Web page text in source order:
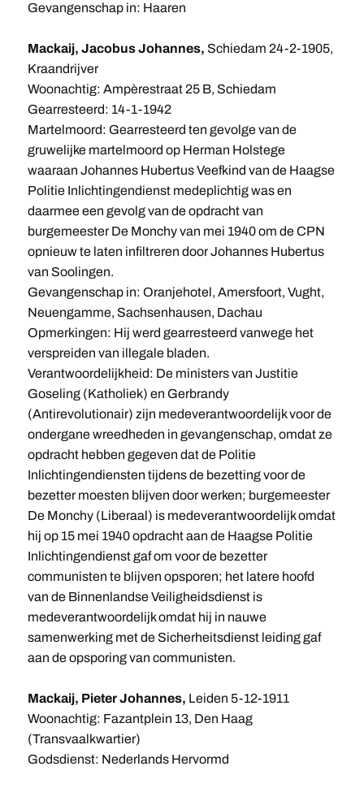
Gevangenschap in: Haaren
Mackaij, Jacobus Johannes, Schiedam 24-2-1905,
Kraandrijver
Woonachtig: Ampèrestraat 25 B, Schiedam
Gearresteerd: 14-1-1942
Martelmoord: Gearresteerd ten gevolge van de
gruwelijke martelmoord op Herman Holstege
waaraan Johannes Hubertus Veefkind van de Haagse
Politie Inlichtingendienst medeplichtig was en
daarmee een gevolg van de opdracht van
burgemeester De Monchy van mei 1940 om de CPN
opnieuw te laten infiltreren door Johannes Hubertus
van Soolingen.
Gevangenschap in: Oranjehotel, Amersfoort, Vught,
Neuengamme, Sachsenhausen, Dachau
Opmerkingen: Hij werd gearresteerd vanwege het
verspreiden van illegale bladen.
Verantwoordelijkheid: De ministers van Justitie
Goseling (Katholiek) en Gerbrandy
(Antirevolutionair) zijn medeverantwoordelijk voor de
ondergane wreedheden in gevangenschap, omdat ze
opdracht hebben gegeven dat de Politie
Inlichtingendiensten tijdens de bezetting voor de
bezetter moesten blijven door werken; burgemeester
De Monchy (Liberaal) is medeverantwoordelijk omdat
hij op 15 mei 1940 opdracht aan de Haagse Politie
Inlichtingendienst gaf om voor de bezetter
communisten te blijven opsporen; het latere hoofd
van de Binnenlandse Veiligheidsdienst is
medeverantwoordelijk omdat hij in nauwe
samenwerking met de Sicherheitsdienst leiding gaf
aan de opsporing van communisten.
Mackaij, Pieter Johannes, Leiden 5-12-1911
Woonachtig: Fazantplein 13, Den Haag
(Transvaalkwartier)
Godsdienst: Nederlands Hervormd